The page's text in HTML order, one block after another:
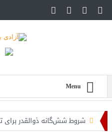
Menu
شروط شش‌گانه ذوالقدر برای